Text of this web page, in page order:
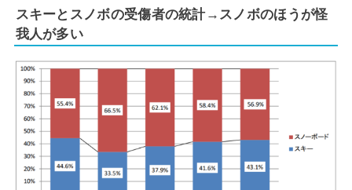
スキーとスノボの受傷者の統計→スノボのほうが怪
我人が多い